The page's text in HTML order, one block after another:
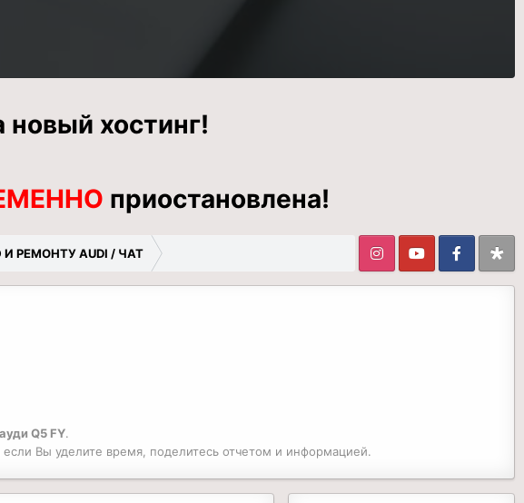
хостинг!
приостановлена!
РЕМОНТУ AUDI / ЧАТ
Q5 FY.
Вы уделите время, поделитесь отчетом и информацией.